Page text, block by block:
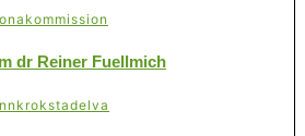
dr Reiner Fuellmich